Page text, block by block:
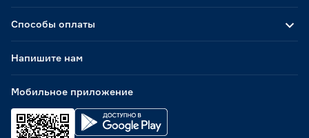
Способы оплаты
Мобильное приложение
Напишите нам